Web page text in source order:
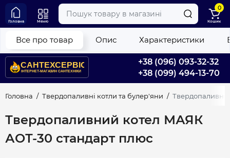
+38 (096) 093-32-32
+38 (099) 494-13-70
Головна Меню
0
Кошик
Головна Твердопаливні котли та булер'яни
Твердопаливний котел МАЯК
АОТ-30 стандарт плюс
Все про товар Опис Характеристики